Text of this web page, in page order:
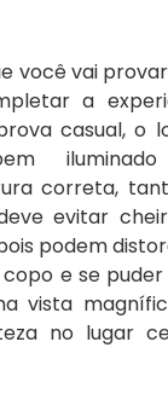
você vai
a
casual, o
correta,
evitar
podem
e se
vista
no lugar